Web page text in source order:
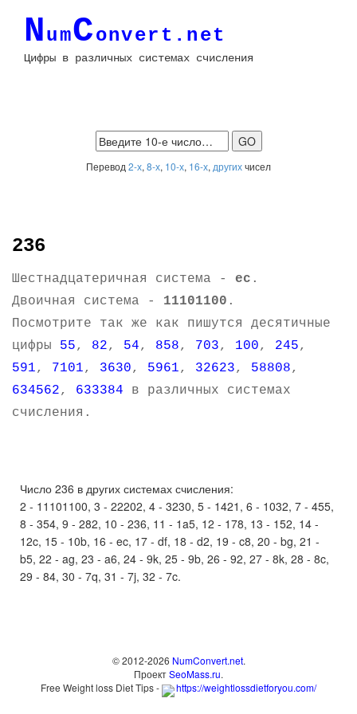
NumConvert.net
Цифры в различных системах счисления
Перевод 2-х, 8-х, 10-х, 16-х, другихчисел
236
Шестнадцатеричная система - ec .
Двоичная система - 11101100 .
Посмотрите так же как пишутся десятичные
цифры 55, 82, 54, 858, 703, 100, 245,
591, 7101, 3630, 5961, 32623, 58808,
634562, 633384 в различных системах
счисления.
Число 236 в других системах счисления:
2 - 11101100, 3 - 22202, 4 - 3230, 5 - 1421, 6 - 1032, 7 - 455,
8 - 354, 9 - 282, 10 - 236, 11 - 1a5, 12 - 178, 13 - 152, 14 -
12c, 15 - 10b, 16 - ec, 17 - df, 18 - d2, 19 - c8, 20 - bg, 21 -
b5, 22 - ag, 23 - a6, 24 - 9k, 25 - 9b, 26 - 92, 27 - 8k, 28 - 8c,
29 - 84, 30 - 7q, 31 - 7j, 32 - 7c.
© 2012-2026 NumConvert.net.
ПроектSeoMass.ru.
Free Weight loss Diet Tips -
https://weightlossdietforyou.com/